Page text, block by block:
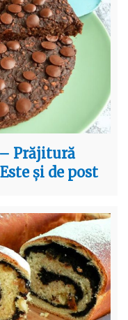
Prăjitură
și de post